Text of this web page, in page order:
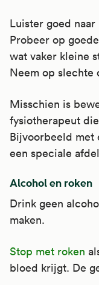
Luister goed
Probeer op
wat vaker kleine
Neem op slechte
Misschien is
fysiotherapeut
Bijvoorbeeld met
een speciale
Alcohol en roken
Drink geen
maken.
Stop met roken
bloed krijgt. De